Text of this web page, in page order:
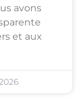
avons
et aux